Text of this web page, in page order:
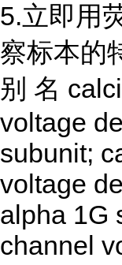
5.立即用
察标本的
别 名
voltage
subunit;
voltage
alpha 1G
channel